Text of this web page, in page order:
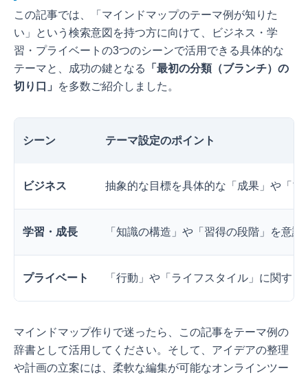
この記事では、「マインドマップのテーマ例が知りた
い」という検索意図を持つ方に向けて、ビジネス・学
習・プライベートの3つのシーンで活用できる具体的な
テーマと、成功の鍵となる
「最初の分類（ブランチ）の
切り口」
を多数ご紹介しました。
シーン テーマ設定のポイント
ビジネス 抽象的な目標を具体的な「成果」や「プ
学習・成長 「知識の構造」や「習得の段階」を意識
プライベート 「行動」や「ライフスタイル」に関す
マインドマップ作りで迷ったら、この記事をテーマ例の
辞書として活用してください。そして、アイデアの整理
や計画の立案には、柔軟な編集が可能なオンラインツー